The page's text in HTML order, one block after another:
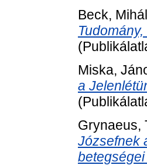
Beck,
Miska,
a
Grynaeus,
Józsefnek